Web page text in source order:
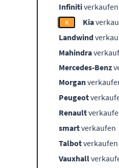
Infinitiverkaufen
K Kia
Landwind
Mahindra
Mercedes-Benz
Morgan
Peugeot
Renault
smartverkaufen
Talbotverkaufen
Vauxhall